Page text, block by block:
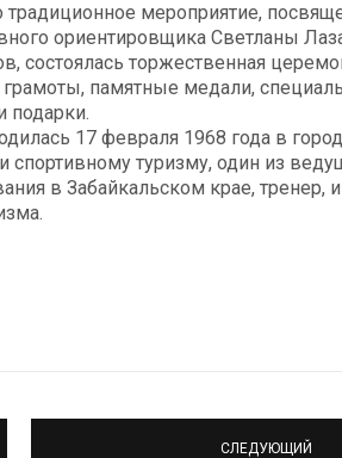
мероприятие,
ориентировщика Светланы
состоялась торжественная
памятные медали,
подарки.
17 февраля 1968 года в
туризму, один из
в Забайкальском крае, тренер,
СЛЕДУЮЩИЙ